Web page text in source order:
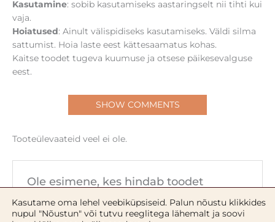
Kasutamine: sobib kasutamiseks aastaringselt nii tihti kui
vaja.
Hoiatused: Ainult välispidiseks kasutamiseks. Väldi silma
sattumist. Hoia laste eest kättesaamatus kohas.
Kaitse toodet tugeva kuumuse ja otsese päikesevalguse
eest.
SHOW COMMENTS
Tooteülevaateid veel ei ole.
Ole esimene, kes hindab toodet
“Kakaovõi huulepalsam”
Sinu e-postiaadressi ei avaldata. Nõutavad väljad
Kasutame oma lehel veebiküpsiseid. Palun nõustu klikkides
nupul "Nõustun" või tutvu reeglitega lähemalt ja soovi